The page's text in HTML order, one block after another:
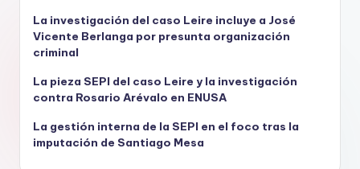
La investigación del caso Leire incluye a José
Vicente Berlanga por presunta organización
criminal
La pieza SEPI del caso Leire y la investigación
contra Rosario Arévalo en ENUSA
La gestión interna de la SEPI en el foco tras la
imputación de Santiago Mesa